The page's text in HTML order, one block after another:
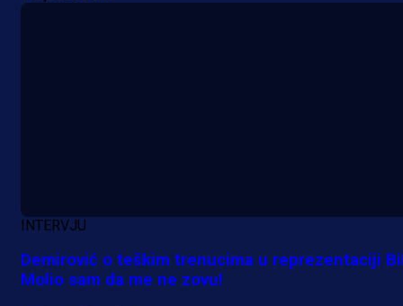
INTERVJU
Demirović o teškim trenucima u reprezentaciji
Molio sam da me ne zovu!